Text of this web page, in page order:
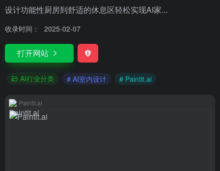
设计功能性厨房到舒适的休息区轻松实现AI家...
收录时间： 2025-02-07
打开网站
AI行业分类 # AI室内设计 # Paintit.ai
Paintit.ai